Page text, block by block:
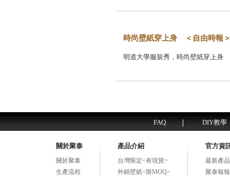
時尚壁紙穿上身 ＜自由時報
明道大學服裝秀，時尚壁紙穿上身
FAQ DIY教學
關於聚泰
關於聚泰
生產流程
產品介紹
台灣限定<有現貨>
外銷壁紙<限MOQ>
官方資
最新產
聚泰報報